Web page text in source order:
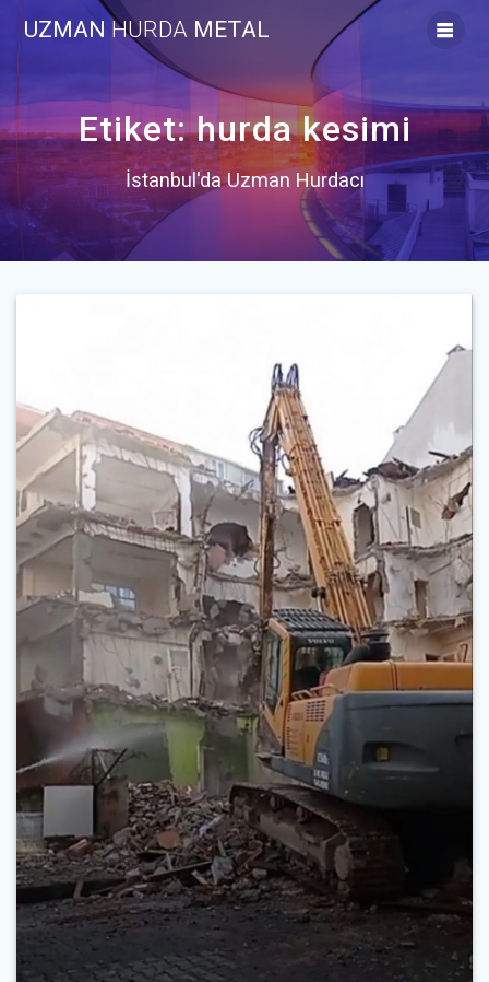
to
UZMAN HURDA METAL
Etiket:hurda kesimi
İstanbul'da Uzman Hurdacı